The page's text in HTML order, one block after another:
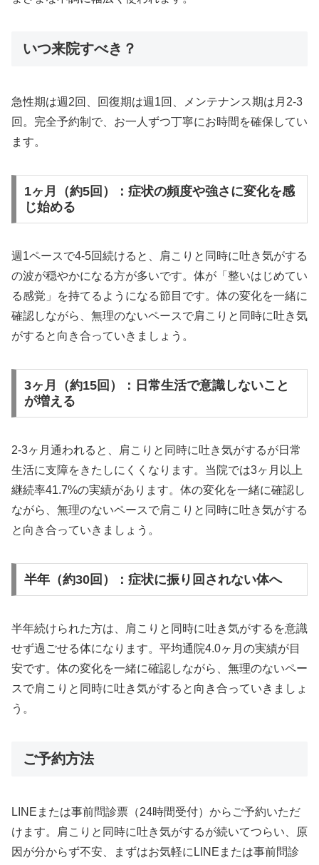
いつ来院すべき？
急性期は週2回、回復期は週1回、メンテナンス期は月2-3
回。完全予約制で、お一人ずつ丁寧にお時間を確保してい
ます。
1ヶ月（約5回）：症状の頻度や強さに変化を感
じ始める
週1ペースで4-5回続けると、肩こりと同時に吐き気がする
の波が穏やかになる方が多いです。体が「整いはじめてい
る感覚」を持てるようになる節目です。体の変化を一緒に
確認しながら、無理のないペースで肩こりと同時に吐き気
がすると向き合っていきましょう。
3ヶ月（約15回）：日常生活で意識しないこと
が増える
2-3ヶ月通われると、肩こりと同時に吐き気がするが日常
生活に支障をきたしにくくなります。当院では3ヶ月以上
継続率41.7%の実績があります。体の変化を一緒に確認し
ながら、無理のないペースで肩こりと同時に吐き気がする
と向き合っていきましょう。
半年（約30回）：症状に振り回されない体へ
半年続けられた方は、肩こりと同時に吐き気がするを意識
せず過ごせる体になります。平均通院4.0ヶ月の実績が目
安です。体の変化を一緒に確認しながら、無理のないペー
スで肩こりと同時に吐き気がすると向き合っていきましょ
う。
ご予約方法
LINEまたは事前問診票（24時間受付）からご予約いただ
けます。肩こりと同時に吐き気がするが続いてつらい、原
因が分からず不安、まずはお気軽にLINEまたは事前問診